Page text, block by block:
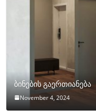
ბინების გაერთიანება
November 4, 2024